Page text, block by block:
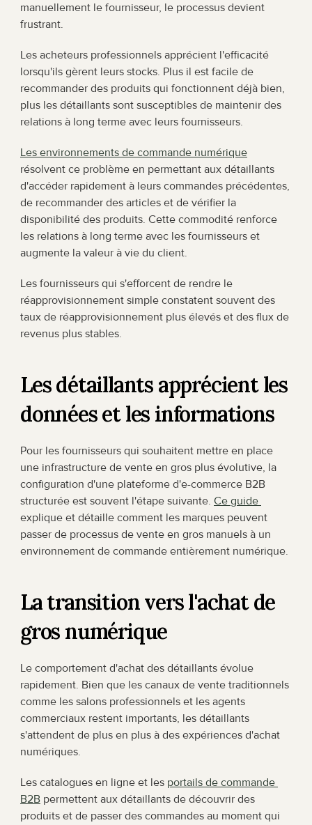
manuellement le fournisseur, le processus devient
frustrant.
Les acheteurs professionnels apprécient l'efficacité
lorsqu'ils gèrent leurs stocks. Plus il est facile de
recommander des produits qui fonctionnent déjà bien,
plus les détaillants sont susceptibles de maintenir des
relations à long terme avec leurs fournisseurs.
Les environnements de commande numérique
résolvent ce problème en permettant aux détaillants
d'accéder rapidement à leurs commandes précédentes,
de recommander des articles et de vérifier la
disponibilité des produits. Cette commodité renforce
les relations à long terme avec les fournisseurs et
augmente la valeur à vie du client.
Les fournisseurs qui s'efforcent de rendre le
réapprovisionnement simple constatent souvent des
taux de réapprovisionnement plus élevés et des flux de
revenus plus stables.
Les détaillants apprécient les
données et les informations
Pour les fournisseurs qui souhaitent mettre en place
une infrastructure de vente en gros plus évolutive, la
configuration d'une plateforme d'e-commerce B2B
structurée est souvent l'étape suivante.
explique et détaille comment les marques peuvent
passer de processus de vente en gros manuels à un
environnement de commande entièrement numérique.
La transition vers l'achat de
gros numérique
Le comportement d'achat des détaillants évolue
rapidement. Bien que les canaux de vente traditionnels
comme les salons professionnels et les agents
commerciaux restent importants, les détaillants
s'attendent de plus en plus à des expériences d'achat
numériques.
Les catalogues en ligne et les portails de commande
B2B permettent aux détaillants de découvrir des
produits et de passer des commandes au moment qui